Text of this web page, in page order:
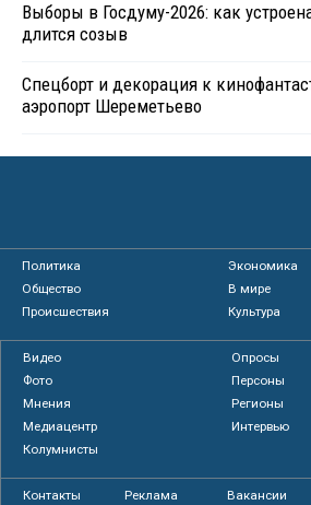
Выборы в Госдуму-2026: как
длится созыв
Спецборт и декорация к
аэропорт Шереметьево
Политика
Экономика
Общество
В мире
Происшествия
Культура
Видео
Опросы
Фото
Персоны
Мнения
Регионы
Медиацентр
Интервью
Колумнисты
Контакты Реклама Вакансии